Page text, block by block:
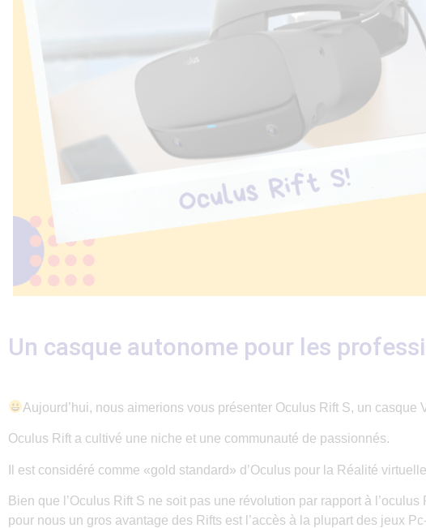
Un casque autonome pour les
Aujourd’hui, nous aimerions vous présenter Oculus Rift S, un casque
Oculus Rift a cultivé une niche et une communauté de passionnés.
Il est considéré comme «gold standard» d’Oculus pour la Réalité
Bien que l’Oculus Rift S ne soit pas une révolution par rapport à
pour nous un gros avantage des Rifts est l’accès à la plupart des jeux